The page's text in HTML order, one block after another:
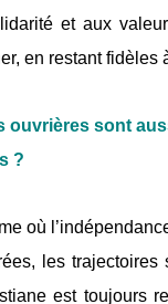
et aux
en restant fidèles
ouvrières sont
?
où
les
est toujours